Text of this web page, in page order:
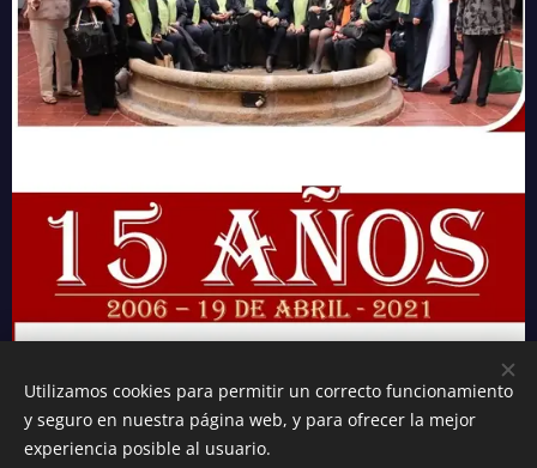
Utilizamos cookies para permitir un correcto funcionamiento
y seguro en nuestra página web, y para ofrecer la mejor
experiencia posible al usuario.